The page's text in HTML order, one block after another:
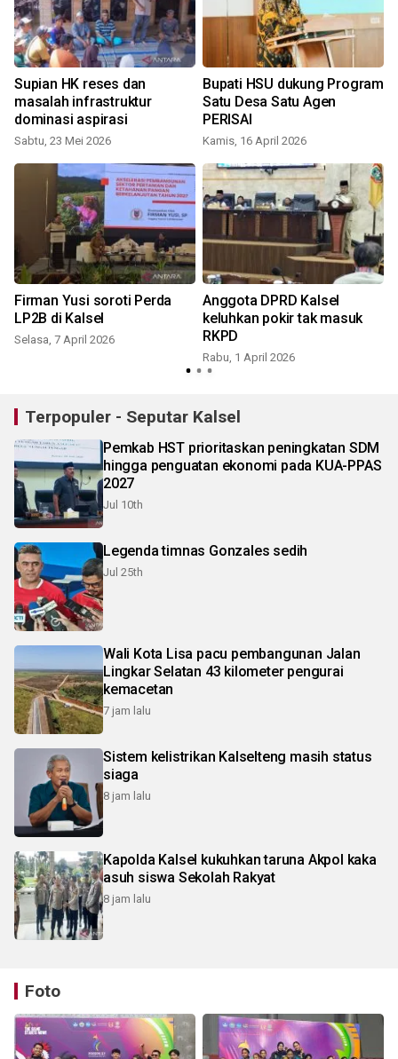
Supian HK reses dan
masalah infrastruktur
dominasi aspirasi
Sabtu, 23 Mei 2026
Bupati HSU dukung Program
Satu Desa Satu Agen
PERISAI
Kamis, 16 April 2026
Firman Yusi soroti Perda
LP2B di Kalsel
Selasa, 7 April 2026
Anggota DPRD Kalsel
keluhkan pokir tak masuk
RKPD
Rabu, 1 April 2026
Terpopuler - Seputar Kalsel
Pemkab HST prioritaskan peningkatan SDM
hingga penguatan ekonomi pada KUA-PPAS
2027
Jul 10th
Legenda timnas Gonzales sedih
Jul 25th
Wali Kota Lisa pacu pembangunan Jalan
Lingkar Selatan 43 kilometer pengurai
kemacetan
7 jam lalu
Sistem kelistrikan Kalselteng masih status
siaga
8 jam lalu
Kapolda Kalsel kukuhkan taruna Akpol kaka
asuh siswa Sekolah Rakyat
8 jam lalu
Foto